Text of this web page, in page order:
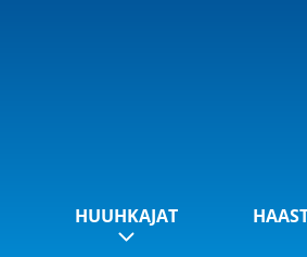
HUUHKAJAT